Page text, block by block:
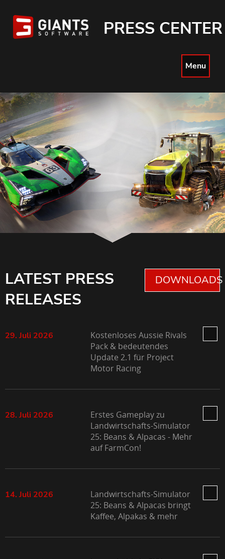
PRESS CENTER
Menu
LATEST PRESS
RELEASES
DOWNLOADS
29. Juli 2026
Kostenloses Aussie Rivals
Pack & bedeutendes
Update 2.1 für Project
Motor Racing
28. Juli 2026
Erstes Gameplay zu
Landwirtschafts-Simulator
25: Beans & Alpacas - Mehr
auf FarmCon!
14. Juli 2026
Landwirtschafts-Simulator
25: Beans & Alpacas bringt
Kaffee, Alpakas & mehr